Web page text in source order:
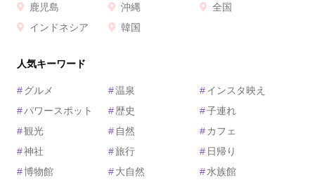
鹿児島
沖縄
全国
インドネシア
韓国
人気キーワード
#グルメ #温泉 #インスタ映え
#パワースポット #歴史 #子連れ
#観光 # 自然 # カフェ
#神社 #旅行 # 日帰り
#博物館 #大自然 #水族館